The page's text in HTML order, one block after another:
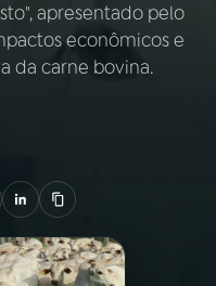
apresentado pelo
econômicos e
da carne bovina.